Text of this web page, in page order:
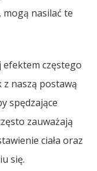
, mogą nasilać te
efektem częstego
z naszą postawą
spędzające
zauważają
ciała oraz
się.